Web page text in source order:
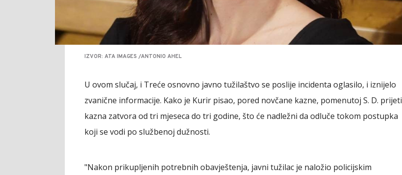
IZVOR: ATA IMAGES /ANTONIO AHEL
U ovom slučaj, i Treće osnovno javno tužilaštvo se poslije incidenta oglasilo, i iznijelo
zvanične informacije. Kako je Kurir pisao, pored novčane kazne, pomenutoj S. D. prijeti
kazna zatvora od tri mjeseca do tri godine, što će nadležni da odluče tokom postupka
koji se vodi po službenoj dužnosti.
"Nakon prikupljenih potrebnih obavještenja, javni tužilac je naložio policijskim